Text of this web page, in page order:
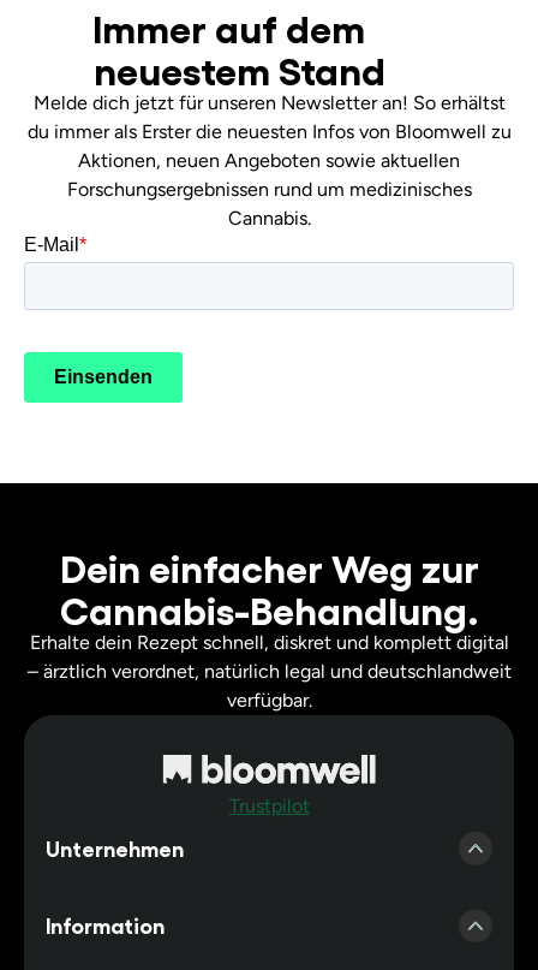
Immer auf dem
neuestem Stand
Melde dich jetzt für unseren Newsletter an! So erhältst
du immer als Erster die neuesten Infos von Bloomwell zu
Aktionen, neuen Angeboten sowie aktuellen
Forschungsergebnissen rund um medizinisches
Cannabis.
Dein einfacher Weg zur
Cannabis-Behandlung.
Erhalte dein Rezept schnell, diskret und komplett digital
– ärztlich verordnet, natürlich legal und deutschlandweit
verfügbar.
Trustpilot
Unternehmen
Information